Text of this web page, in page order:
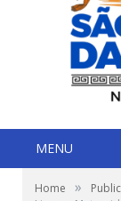
MENU
Home »